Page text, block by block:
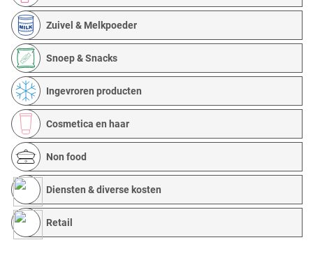
Zuivel & Melkpoeder
Snoep & Snacks
Ingevroren producten
Cosmetica en haar
Non food
Diensten & diverse kosten
Retail